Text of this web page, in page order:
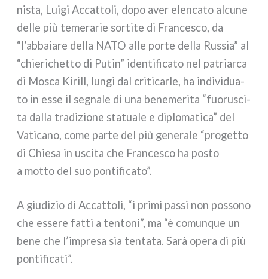
ni­sta, Luigi Accattoli, dopo aver elen­ca­to alcu­ne
del­le più teme­ra­rie sor­ti­te di Francesco, da
“l’abbaiare del­la NATO alle por­te del­la Russia” al
“chie­ri­chet­to di Putin” iden­ti­fi­ca­to nel patriar­ca
di Mosca Kirill, lun­gi dal cri­ti­car­le, ha indi­vi­dua­
to in esse il segna­le di una bene­me­ri­ta “fuo­ru­sci­
ta dal­la tra­di­zio­ne sta­tua­le e diplo­ma­ti­ca” del
Vaticano, come par­te del più gene­ra­le “pro­get­to
di Chiesa in usci­ta che Francesco ha posto
a mot­to del suo pon­ti­fi­ca­to”.
A giu­di­zio di Accattoli, “i pri­mi pas­si non pos­so­no
che esse­re fat­ti a ten­to­ni”, ma “è comun­que un
bene che l’impresa sia ten­ta­ta. Sarà ope­ra di più
pon­ti­fi­ca­ti”.